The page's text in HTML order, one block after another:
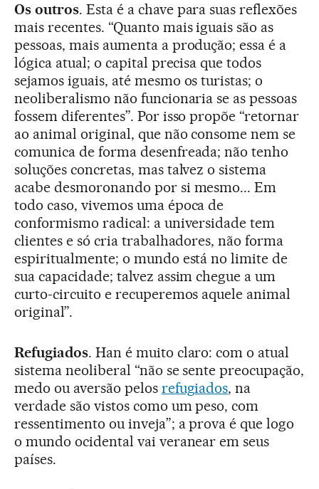
Os outros. Esta é a chave para suas reflexões
mais recentes. “Quanto mais iguais são as
pessoas, mais aumenta a produção; essa é a
lógica atual; o capital precisa que todos
sejamos iguais, até mesmo os turistas; o
neoliberalismo não funcionaria se as pessoas
fossem diferentes”. Por isso propõe “retornar
ao animal original, que não consome nem se
comunica de forma desenfreada; não tenho
soluções concretas, mas talvez o sistema
acabe desmoronando por si mesmo... Em
todo caso, vivemos uma época de
conformismo radical: a universidade tem
clientes e só cria trabalhadores, não forma
espiritualmente; o mundo está no limite de
sua capacidade; talvez assim chegue a um
curto-circuito e recuperemos aquele animal
original”.
Refugiados. Han é muito claro: com o atual
sistema neoliberal “não se sente preocupação,
medo ou aversão pelos refugiados, na
verdade são vistos como um peso, com
ressentimento ou inveja”; a prova é que logo
o mundo ocidental vai veranear em seus
países.